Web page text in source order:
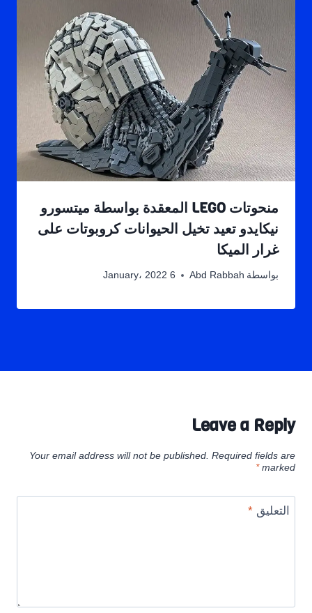
منحوتات LEGO المعقدة بواسطة ميتسورو
نيكايدو تعيد تخيل الحيوانات كروبوتات على
غرار الميكا
بواسطة Abd Rabbah 6 January، 2022
Leave a Reply
Your email address will not be published. Required fields are
marked
*
التعليق*